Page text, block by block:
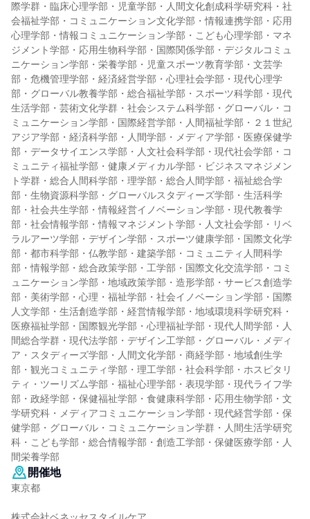
際学群・臨床心理学部・児童学部・人間文化創成科学研究科・社
会福祉学部・コミュニケーション文化学部・情報連携学部・応用
心理学部・情報コミュニケーション学部・こども心理学部・マネ
ジメント学部・応用生物科学部・国際関係学部・デジタルコミュ
ニケーション学部・栄養学部・児童スポーツ教育学部・文芸学
部・危機管理学部・経済経営学部・心理社会学部・現代心理学
部・グローバル教養学部・総合福祉学部・スポーツ科学部・現代
生活学部・芸術文化学群・社会システム科学部・グローバル・コ
ミュニケーション学部・国際経営学部・人間福祉学部・２１世紀
アジア学部・経済科学部・人間学部・メディア学部・医療保健学
部・データサイエンス学部・人文社会科学部・現代社会学部・コ
ミュニティ福祉学部・健康メディカル学部・ビジネスマネジメン
ト学群・総合人間科学部・理学部・総合人間学部・福祉総合学
部・生物資源科学部・グローバルスタディーズ学部・生活科学
部・社会共生学部・情報経営イノベーション学部・現代教養学
部・社会情報学部・情報マネジメント学部・人文社会学部・リベ
ラルアーツ学部・デザイン学部・スポーツ健康学部・国際文化学
部・都市科学部・仏教学部・建築学部・コミュニティ人間科学
部・情報学部・総合政策学部・工学部・国際文化交流学部・コミ
ュニケーション学部・地域政策学部・造形学部・サービス創造学
部・美術学部・心理・福祉学部・社会イノベーション学部・国際
人文学部・生活創造学部・経営情報学部・地域環境科学研究科・
医療福祉学部・国際観光学部・心理福祉学部・現代人間学部・人
間総合学群・現代法学部・デザイン工学部・グローバル・メディ
ア・スタディーズ学部・人間文化学部・商経学部・地域創生学
部・観光コミュニティ学部・理工学部・社会科学部・ホスピタリ
ティ・ツーリズム学部・福祉心理学部・表現学部・現代ライフ学
部・政経学部・保健福祉学部・食健康科学部・応用生物学部・文
学研究科・メディアコミュニケーション学部・現代経営学部・保
健学部・グローバル・コミュニケーション学群・人間生活学研究
科・こども学部・総合情報学部・創造工学部・保健医療学部・人
間栄養学部
開催地
東京都